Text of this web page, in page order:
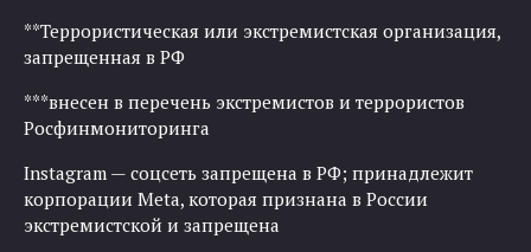
**Террористическая или экстремистская организация,
запрещенная в РФ
***внесен в перечень экстремистов и террористов
Росфинмониторинга
Instagram — соцсеть запрещена в РФ; принадлежит
корпорации Meta, которая признана в России
экстремистской и запрещена